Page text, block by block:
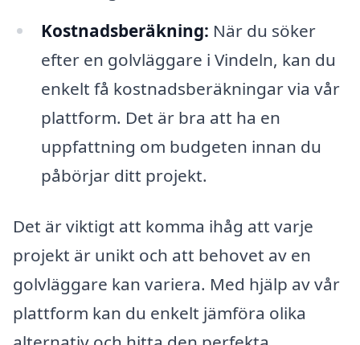
Kostnadsberäkning: När du söker
efter en golvläggare i Vindeln, kan du
enkelt få kostnadsberäkningar via vår
plattform. Det är bra att ha en
uppfattning om budgeten innan du
påbörjar ditt projekt.
Det är viktigt att komma ihåg att varje
projekt är unikt och att behovet av en
golvläggare kan variera. Med hjälp av vår
plattform kan du enkelt jämföra olika